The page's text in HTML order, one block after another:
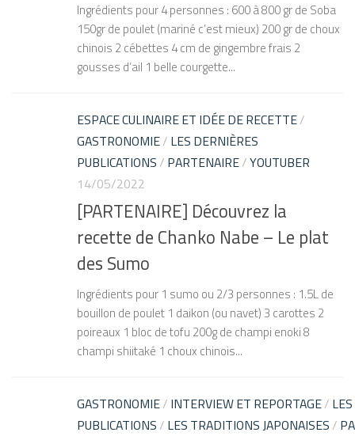
Ingrédients pour 4 personnes : 600 à 800 gr de Soba
150gr de poulet (mariné c’est mieux) 200 gr de choux
chinois 2 cébettes 4 cm de gingembre frais 2
gousses d’ail 1 belle courgette...
ESPACE CULINAIRE ET IDÉE DE RECETTE/
GASTRONOMIE/ LES DERNIÈRES
PUBLICATIONS / PARTENAIRE/YOUTUBER
14/05/2022
[PARTENAIRE] Découvrez la
recette de Chanko Nabe – Le plat
des Sumo
Ingrédients pour 1 sumo ou 2/3 personnes : 1.5L de
bouillon de poulet 1 daikon (ou navet) 3 carottes 2
poireaux 1 bloc de tofu 200g de champi enoki 8
champi shiitaké 1 choux chinois...
GASTRONOMIE/ INTERVIEW ET REPORTAGE/
PUBLICATIONS / LES TRADITIONS JAPONAISES /